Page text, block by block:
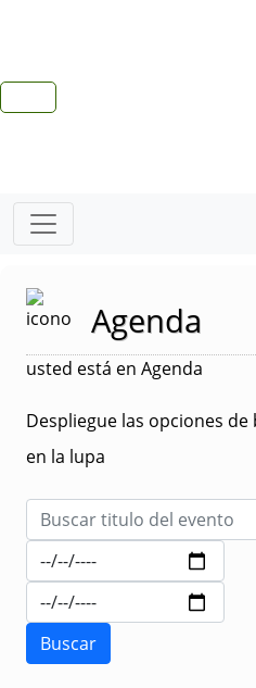
Agenda
usted está en Agenda
Despliegue las opciones
en la lupa